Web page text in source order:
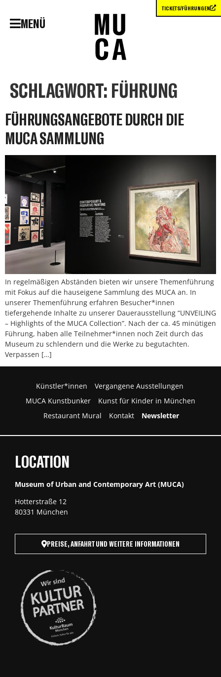
MENÜ
SCHLAGWORT: FÜHRUNG
FÜHRUNGSANGEBOTE DURCH DIE
MUCA SAMMLUNG
In regelmäßigen Abständen bieten wir unsere Themenführung
mit Fokus auf die hauseigene Sammlung des MUCA an. In
unserer Themenführung erfahren Besucher*innen
tiefergehende Inhalte zu unserer Dauerausstellung “UNVEILING
– Highlights of the MUCA Collection”. Nach der ca. 45 minütigen
Führung, haben alle Teilnehmer*innen noch Zeit durch das
Museum zu schlendern und die Werke zu begutachten.
Verpassen […]
Künstler*innen
Vergangene Ausstellungen
MUCA Kunstbunker
Kunst für Kinder in München
Restaurant Mural
Kontakt Newsletter
LOCATION
Museum of Urban and Contemporary Art (MUCA)
Hotterstraße 12
80331 München
PREISE, ANFAHRT UND WEITERE INFORMATIONEN
TICKETS/FÜHRUNGEN